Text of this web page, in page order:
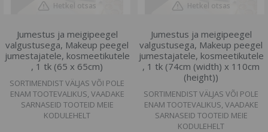
Hetkel otsas
Jumestus ja meigipeegel
valgustusega, Makeup peegel
jumestajatele, kosmeetikutele
, 1 tk (65 x 65cm)
SORTIMENDIST VÄLJAS VÕI POLE
ENAM TOOTEVALIKUS, VAADAKE
SARNASEID TOOTEID MEIE
KODULEHELT
Hetkel otsas
Jumestus ja meigipeegel
valgustusega, Makeup peegel
jumestajatele, kosmeetikutele
, 1 tk (74cm (width) x 110cm
(height))
SORTIMENDIST VÄLJAS VÕI POLE
ENAM TOOTEVALIKUS, VAADAKE
SARNASEID TOOTEID MEIE
KODULEHELT